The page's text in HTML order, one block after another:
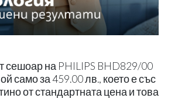
сешоар на PHILIPS BHD829/00
само за 459.00 лв., което е със
от стандартната цена и това